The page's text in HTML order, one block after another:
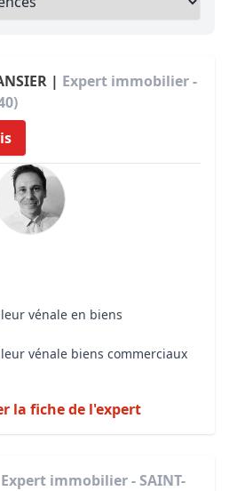
| Expert immobilier -
vénale en biens
vénale biens commerciaux
la fiche de l'expert
Expert immobilier - SAINT-